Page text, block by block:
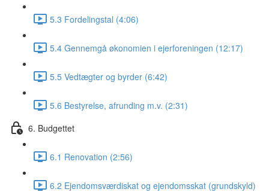
5.3 Fordelingstal (4:06)
5.4 Gennemgå økonomien i ejerforeningen (12:17)
5.5 Vedtægter og byrder (6:42)
5.6 Bestyrelse, afrunding m.v. (2:31)
6. Budgettet
6.1 Renovation (2:56)
6.2 Ejendomsværdiskat og ejendomsskat (grundskyld)